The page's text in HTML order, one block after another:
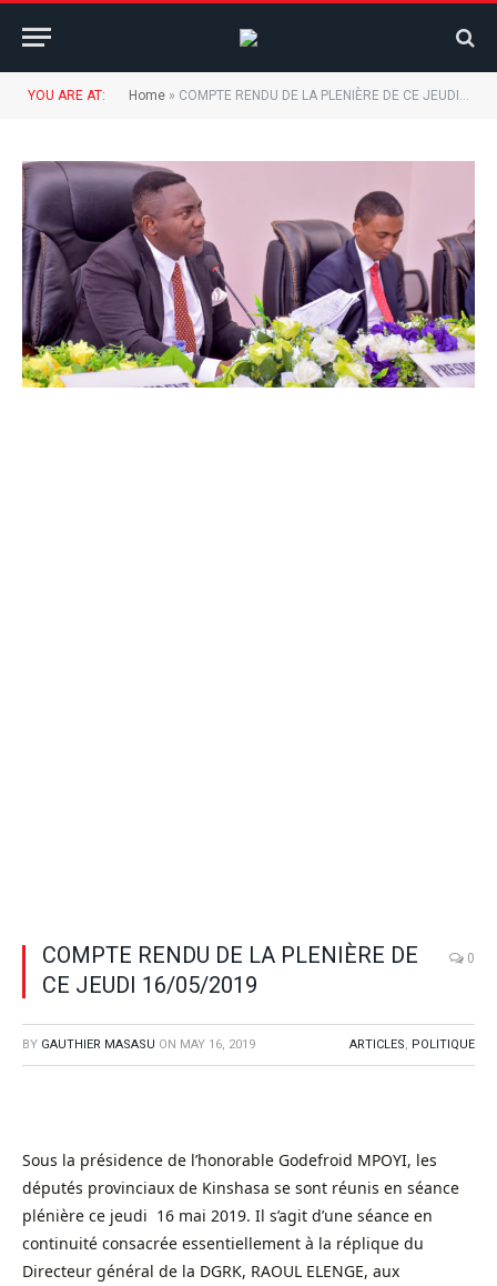
YOU ARE AT: Home » COMPTE RENDU DE LA PLENIÈRE DE CE JEUDI 16/05/2019
COMPTE RENDU DE LA PLENIÈRE DE
CE JEUDI 16/05/2019
0
BY GAUTHIER MASASU ON MAY 16, 2019 ARTICLES, POLITIQUE
Sous la présidence de l’honorable Godefroid MPOYI, les
députés provinciaux de Kinshasa se sont réunis en séance
plénière ce jeudi 16 mai 2019. Il s’agit d’une séance en
continuité consacrée essentiellement à la réplique du
Directeur général de la DGRK, RAOUL ELENGE, aux